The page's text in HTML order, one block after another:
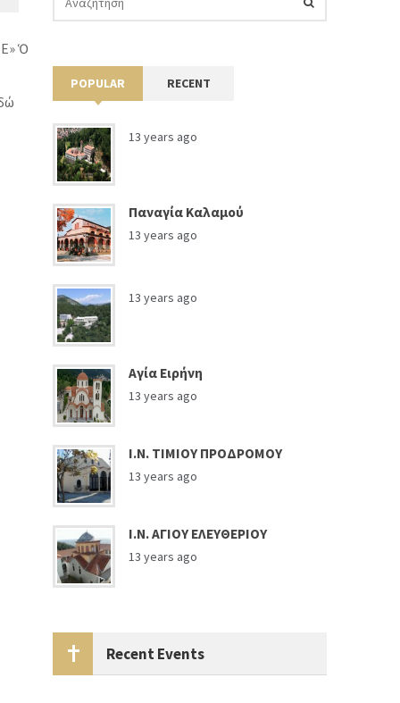
Ὁ
POPULAR RECENT
13 years ago
Παναγία Καλαμού
13 years ago
13 years ago
Αγία Ειρήνη
13 years ago
Ι.Ν. ΤΙΜΙΟΥ ΠΡΟΔΡΟΜΟΥ
13 years ago
Ι.Ν. ΑΓΙΟΥ ΕΛΕΥΘΕΡΙΟΥ
13 years ago
Recent Events